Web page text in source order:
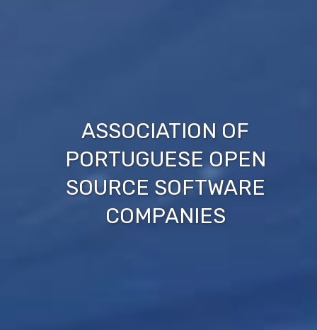
ASSOCIATION OF
PORTUGUESE OPEN
SOURCE SOFTWARE
COMPANIES